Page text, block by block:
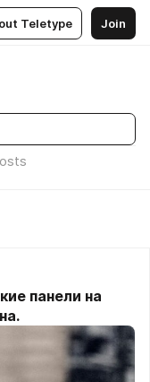
Teletype Join
панели на